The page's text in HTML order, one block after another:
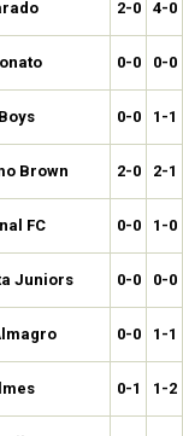
2-0 4-0
0-0 0-0
0-0 1-1
Brown 2-0 2-1
FC 0-0 1-0
Juniors 0-0 0-0
0-0 1-1
0-1 1-2